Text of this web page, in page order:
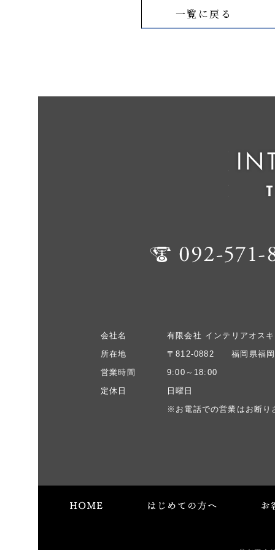
一覧に戻る
会社名
有限会社 インテリアオスキ
所在地
〒812-0882 福岡県福岡
営業時間
9:00～18:00
定休日
日曜日
※お電話での営業はお断り